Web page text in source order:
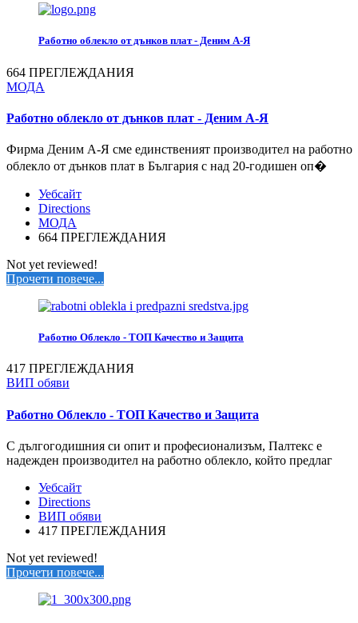
Работно облекло от дънков плат - Деним А-Я
664 ПРЕГЛЕЖДАНИЯ
МОДА
Работно облекло от дънков плат - Деним А-Я
Фирма Деним А-Я сме единственият производител на работно
облекло от дънков плат в България с над 20-годишен оп�
Уебсайт
Directions
МОДА
664 ПРЕГЛЕЖДАНИЯ
Not yet reviewed!
Прочети повече...
Работно Облекло - ТОП Качество и Защита
417 ПРЕГЛЕЖДАНИЯ
ВИП обяви
Работно Облекло - ТОП Качество и Защита
С дългогодишния си опит и професионализъм, Палтекс е
надежден производител на работно облекло, който предлаг
Уебсайт
Directions
ВИП обяви
417 ПРЕГЛЕЖДАНИЯ
Not yet reviewed!
Прочети повече...